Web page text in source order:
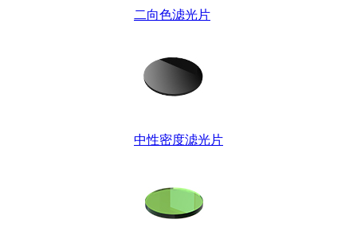
二向色滤光片
中性密度滤光片